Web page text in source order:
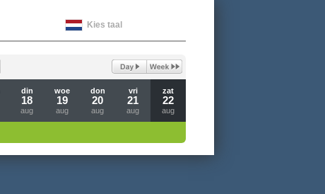
Kies taal
din
18
aug
woe
19
aug
don
20
aug
vri
21
aug
zat
22
aug